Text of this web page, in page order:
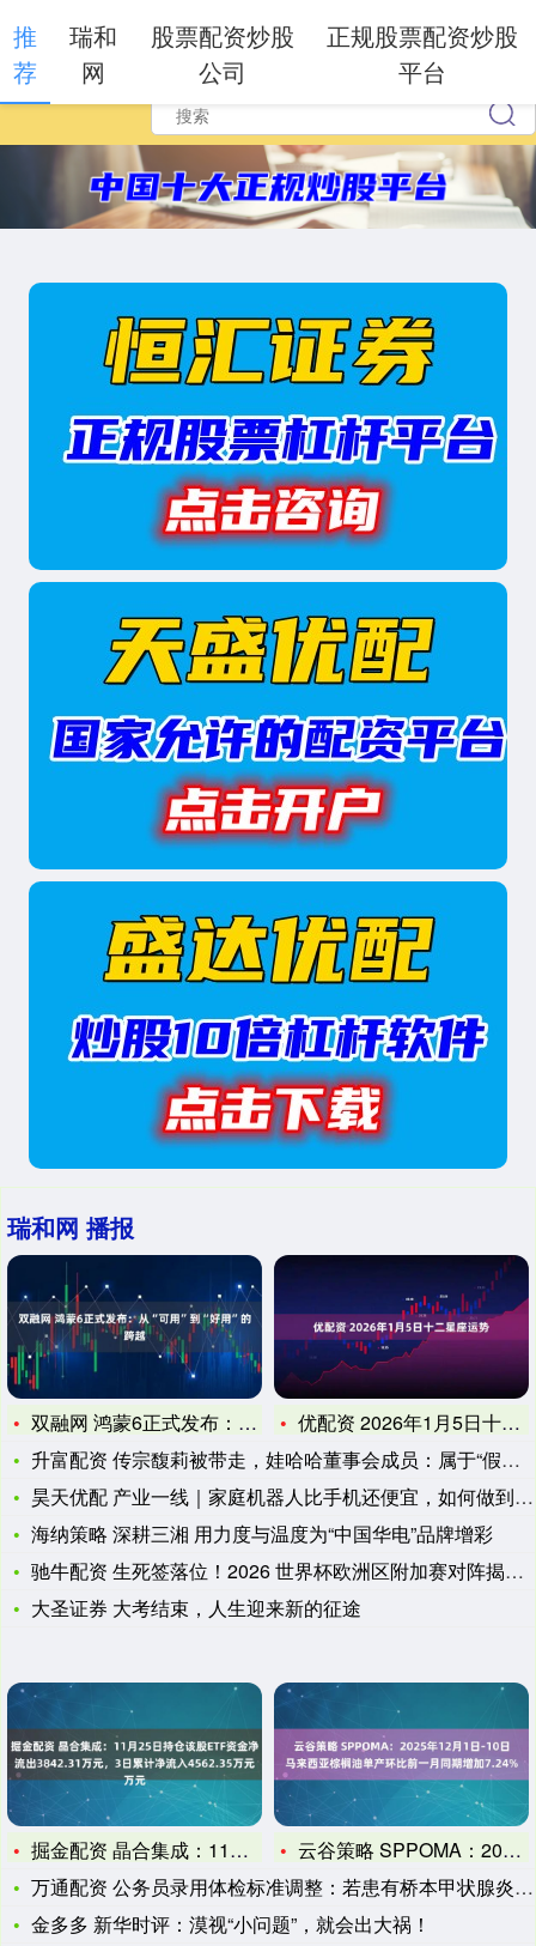
瑞和网 播报
双融网 鸿蒙6正式发布：从“可用”到“好用”的跨越
优配资 2026年1月5日十二星座运势
升富配资 传宗馥莉被带走，娃哈哈董事会成员：属于“假新闻”
昊天优配 产业一线｜家庭机器人比手机还便宜，如何做到的？
海纳策略 深耕三湘 用力度与温度为“中国华电”品牌增彩
驰牛配资 生死签落位！2026 世界杯欧洲区附加赛对阵揭晓，
大圣证券 大考结束，人生迎来新的征途
掘金配资 晶合集成：11月25日持仓该股ETF资金净流出38
云谷策略 SPPOMA：2025年12月1日-10日马来西亚
万通配资 公务员录用体检标准调整：若患有桥本甲状腺炎也评为合
金多多 新华时评：漠视“小问题”，就会出大祸！
推
荐
瑞和
网
股票配资炒股
公司
正规股票配资炒股
平台